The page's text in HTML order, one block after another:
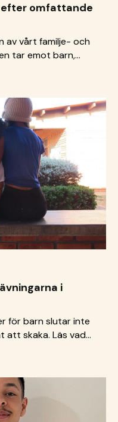
omfattande
av vårt familje- och
tar emot barn,
i
för barn slutar inte
att skaka. Läs vad